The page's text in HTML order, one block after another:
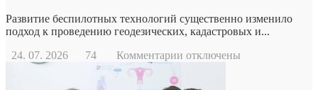
Развитие беспилотных технологий существенно изменило
подход к проведению геодезических, кадастровых и...
24. 07. 2026
74 Комментарии котключены